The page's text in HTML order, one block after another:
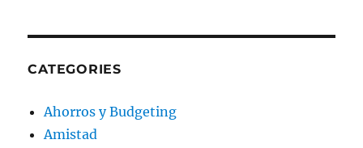
CATEGORIES
Ahorros y Budgeting
Amistad